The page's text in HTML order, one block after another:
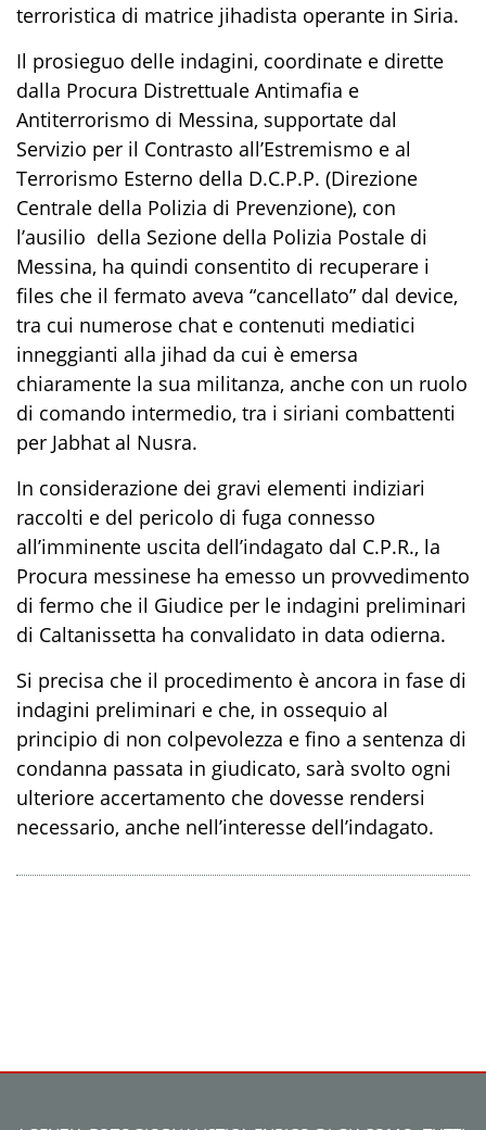
terroristica di matrice jihadista operante in Siria.
Il prosieguo delle indagini, coordinate e dirette
dalla Procura Distrettuale Antimafia e
Antiterrorismo di Messina, supportate dal
Servizio per il Contrasto all’Estremismo e al
Terrorismo Esterno della D.C.P.P. (Direzione
Centrale della Polizia di Prevenzione), con
l’ausilio della Sezione della Polizia Postale di
Messina, ha quindi consentito di recuperare i
files che il fermato aveva “cancellato” dal device,
tra cui numerose chat e contenuti mediatici
inneggianti alla jihad da cui è emersa
chiaramente la sua militanza, anche con un ruolo
di comando intermedio, tra i siriani combattenti
per Jabhat al Nusra.
In considerazione dei gravi elementi indiziari
raccolti e del pericolo di fuga connesso
all’imminente uscita dell’indagato dal C.P.R., la
Procura messinese ha emesso un provvedimento
di fermo che il Giudice per le indagini preliminari
di Caltanissetta ha convalidato in data odierna.
Si precisa che il procedimento è ancora in fase di
indagini preliminari e che, in ossequio al
principio di non colpevolezza e fino a sentenza di
condanna passata in giudicato, sarà svolto ogni
ulteriore accertamento che dovesse rendersi
necessario, anche nell’interesse dell’indagato.